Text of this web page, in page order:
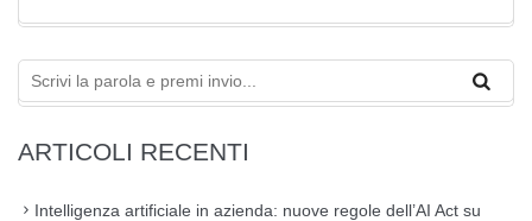
ARTICOLI RECENTI
Intelligenza artificiale in azienda: nuove regole dell’AI Act su